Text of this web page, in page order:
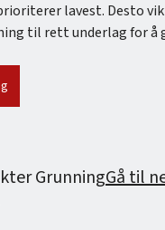
lavest. Desto
til rett underlag for å
GrunningGå til